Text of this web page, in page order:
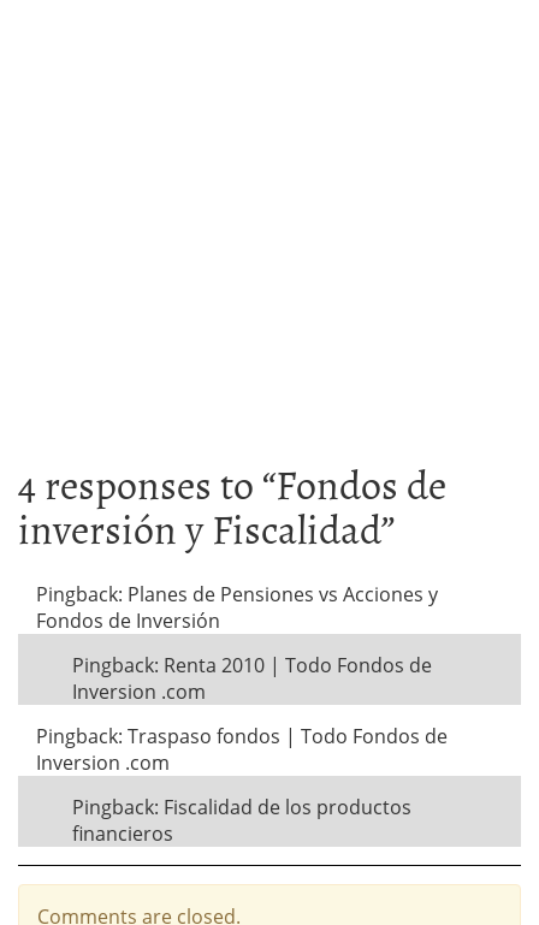
4 responses to “Fondos de
inversión y Fiscalidad”
Pingback: Planes de Pensiones vs Acciones y
Fondos de Inversión
Pingback: Renta 2010 | Todo Fondos de
Inversion .com
Pingback: Traspaso fondos | Todo Fondos de
Inversion .com
Pingback: Fiscalidad de los productos
financieros
Comments are closed.